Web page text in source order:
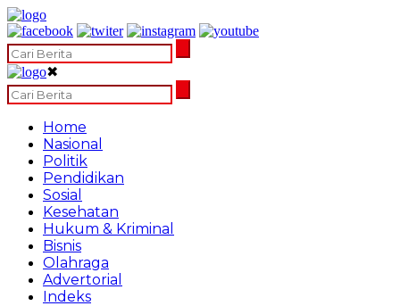
✖
Home
Nasional
Politik
Pendidikan
Sosial
Kesehatan
Hukum & Kriminal
Bisnis
Olahraga
Advertorial
Indeks